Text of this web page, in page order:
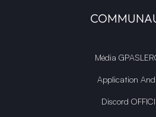
Média
Application
Discord